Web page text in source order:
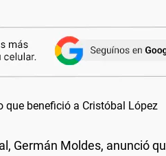
Germán Moldes, anunció